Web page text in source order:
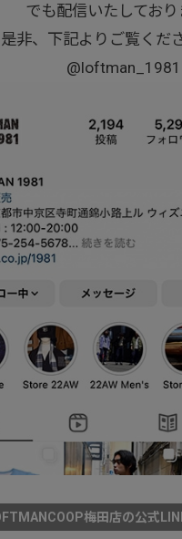
でも配信いたしており
是非、下記よりご覧くだ
@loftman_1981
梅田店の公式